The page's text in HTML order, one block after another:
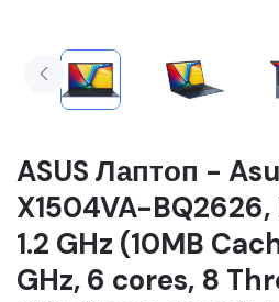
ASUS Лаптоп -
X1504VA-BQ2626,
1.2 GHz (10MB
GHz, 6 cores, 8